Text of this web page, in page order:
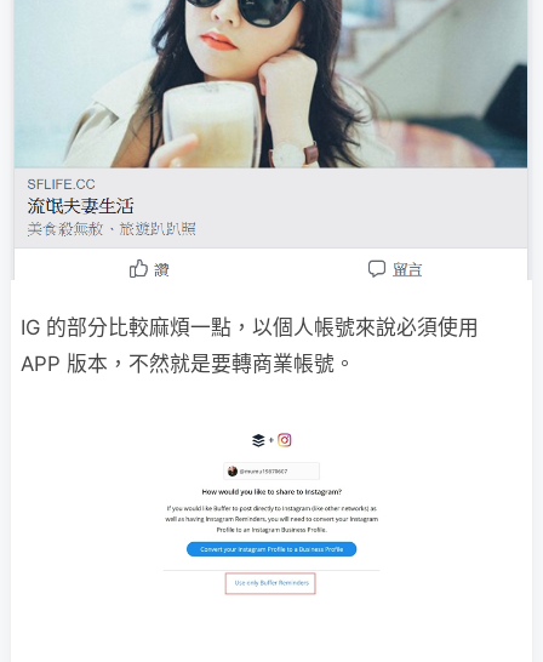
IG 的部分比較麻煩一點，以個人帳號來說必須使用
APP 版本，不然就是要轉商業帳號。